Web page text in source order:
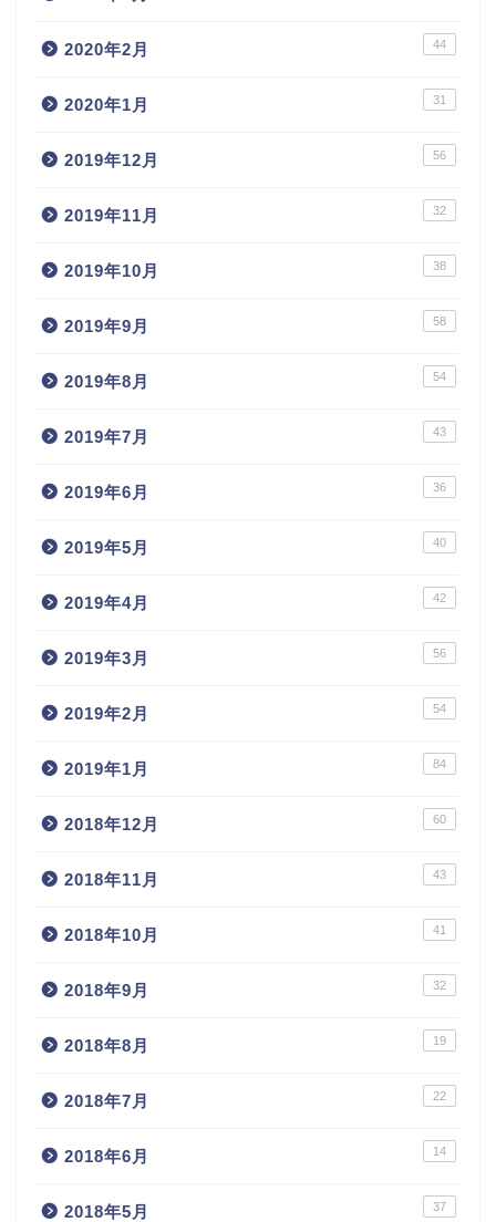
2020年2月 44
2020年1月 31
2019年12月 56
2019年11月 32
2019年10月 38
2019年9月 58
2019年8月 54
2019年7月 43
2019年6月 36
2019年5月 40
2019年4月 42
2019年3月 56
2019年2月 54
2019年1月 84
2018年12月 60
2018年11月 43
2018年10月 41
2018年9月 32
2018年8月 19
2018年7月 22
2018年6月 14
2018年5月 37